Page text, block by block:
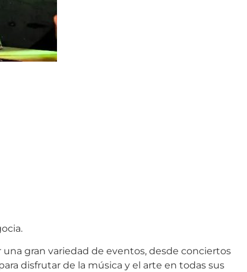
gran variedad de eventos, desde conciertos
disfrutar de la música y el arte en todas sus